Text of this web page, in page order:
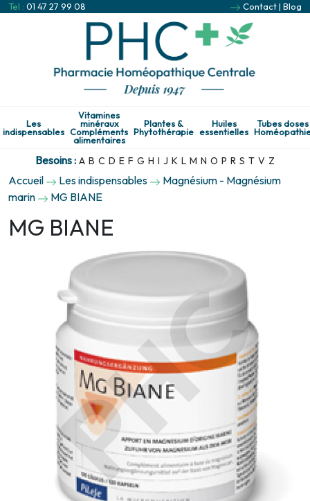
Tel : 01 47 27 99 08 Contact| Blog
Les
indispensables
Vitamines
minéraux
Compléments
alimentaires
Plantes &
Phytothérapie
Huiles
essentielles
Tubes doses
Besoins : A B C D E F G H I J K L M N O P R S T V Z
Accueil Les indispensables
Magnésium - Magnésium
marin
MG BIANE
MG BIANE